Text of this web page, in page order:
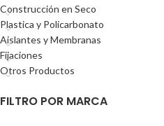
Construcción en Seco
Plastica y Policarbonato
Aislantes y Membranas
Fijaciones
Otros Productos
FILTRO POR MARCA